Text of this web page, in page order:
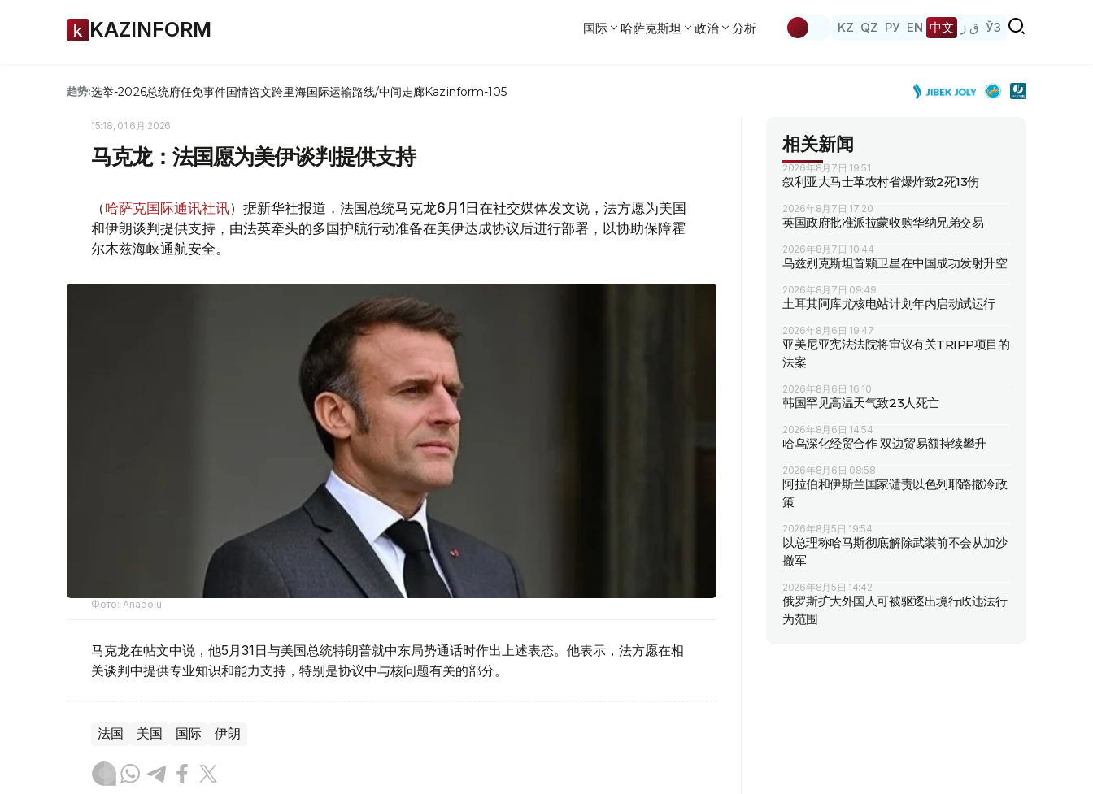
KAZINFORM 国际 哈萨克斯坦 政治 分析 KZ QZ РУ EN 中文 ق ز ЎЗ
趋势:选举-2026总统府任免事件国情咨文跨里海国际运输路线/中间走廊Kazinform-105
15:18, 01 6月 2026
马克龙：法国愿为美伊谈判提供支持
（哈萨克国际通讯社讯）据新华社报道，法国总统马克龙6月1日在社交媒体发文说，法方愿为美国
和伊朗谈判提供支持，由法英牵头的多国护航行动准备在美伊达成协议后进行部署，以协助保障霍
尔木兹海峡通航安全。
Фото: Anadolu
马克龙在帖文中说，他5月31日与美国总统特朗普就中东局势通话时作出上述表态。他表示，法方愿在相
关谈判中提供专业知识和能力支持，特别是协议中与核问题有关的部分。
法国 美国 国际 伊朗
相关新闻
2026年8月7日 19:51
叙利亚大马士革农村省爆炸致2死13伤
2026年8月7日 17:20
英国政府批准派拉蒙收购华纳兄弟交易
2026年8月7日 10:44
乌兹别克斯坦首颗卫星在中国成功发射升空
2026年8月7日 09:49
土耳其阿库尤核电站计划年内启动试运行
2026年8月6日 19:47
亚美尼亚宪法法院将审议有关TRIPP项目的
法案
2026年8月6日 16:10
韩国罕见高温天气致23人死亡
2026年8月6日 14:54
哈乌深化经贸合作 双边贸易额持续攀升
2026年8月6日 08:58
阿拉伯和伊斯兰国家谴责以色列耶路撒冷政
策
2026年8月5日 19:54
以总理称哈马斯彻底解除武装前不会从加沙
撤军
2026年8月5日 14:42
俄罗斯扩大外国人可被驱逐出境行政违法行
为范围